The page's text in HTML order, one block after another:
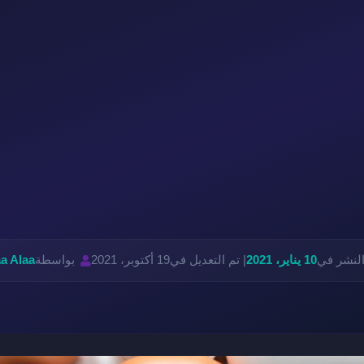
في10 يناير، 2021 | تم التعديل في19 أكتوبر، 2021 بواسطةAlaa